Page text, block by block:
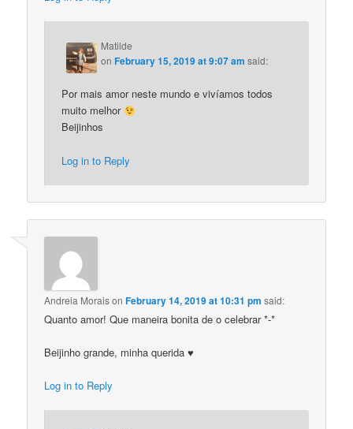
Matilde
onFebruary 15, 2019 at 9:07 am said:
Por mais amor neste mundo e vivíamos todos
muito melhor
Beijinhos
Log in to Reply
Andreia MoraisonFebruary 14, 2019 at 10:31 pm said:
Quanto amor! Que maneira bonita de o celebrar *-*
Beijinho grande, minha querida ♥
Log in to Reply